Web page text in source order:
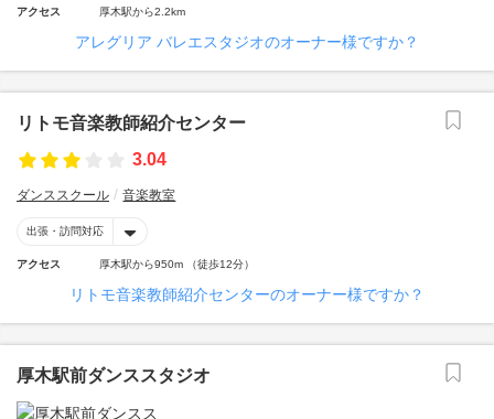
アクセス 厚木駅から2.2km
アレグリア バレエスタジオのオーナー様ですか？
リトモ音楽教師紹介センター
3.04
ダンススクール 音楽教室
出張・訪問対応
アクセス 厚木駅から950m （徒歩12分）
リトモ音楽教師紹介センターのオーナー様ですか？
厚木駅前ダンススタジオ